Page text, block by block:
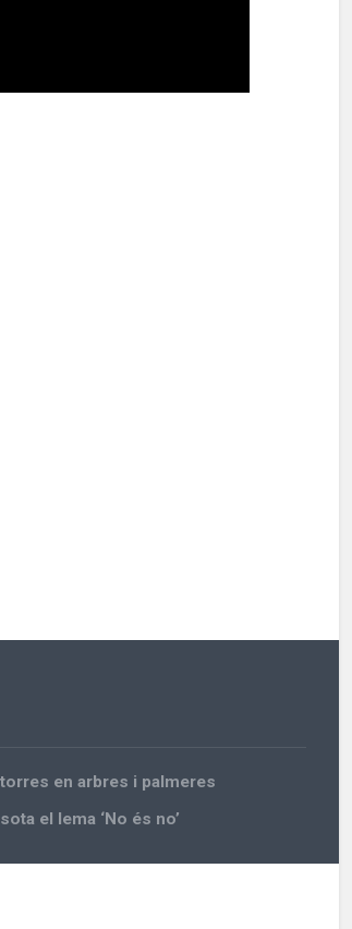
en arbres i palmeres
el lema ‘No és no’